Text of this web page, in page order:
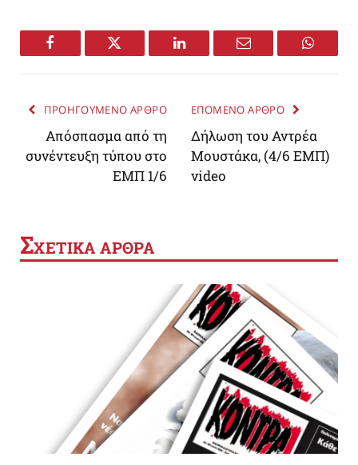
Facebook Twitter LinkedIn Email
ΠΡΟΗΓΟΥΜΕΝΟ ΑΡΘΡΟ
Απόσπασμα από τη
συνέντευξη τύπου στο
ΕΜΠ 1/6
ΕΠΟΜΕΝΟ ΑΡΘΡΟ
Δήλωση του Αντρέα
Μουστάκα, (4/6 ΕΜΠ)
video
ΣΧΕΤΙΚΑ ΑΡΘΡΑ